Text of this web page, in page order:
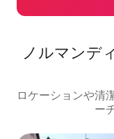
ノルマンデ
ロケーションや清
ー